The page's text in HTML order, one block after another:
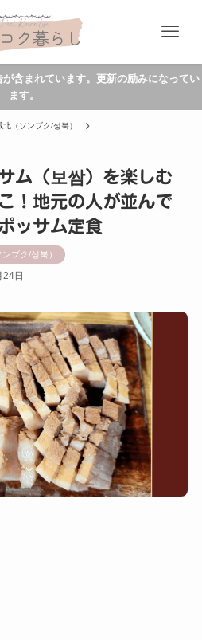
含まれています。更新の励みになってい
ます。
北（ソンブク/성북）
ム（보쌈）を楽しむ
！地元の人が並んで
ッサム定食
ブク/성북）
24日